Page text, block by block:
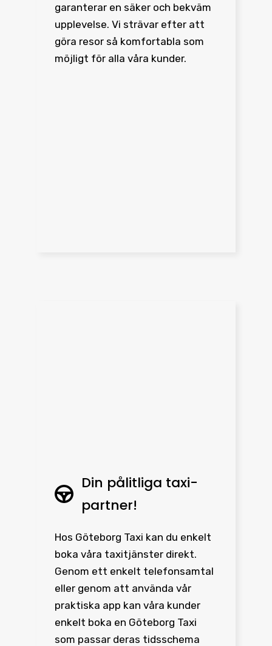
garanterar en säker och bekväm
upplevelse. Vi strävar efter att
göra resor så komfortabla som
möjligt för alla våra kunder.
Din pålitliga taxi-
partner!
Hos Göteborg Taxi kan du enkelt
boka våra taxitjänster direkt.
Genom ett enkelt telefonsamtal
eller genom att använda vår
praktiska app kan våra kunder
enkelt boka en Göteborg Taxi
som passar deras tidsschema